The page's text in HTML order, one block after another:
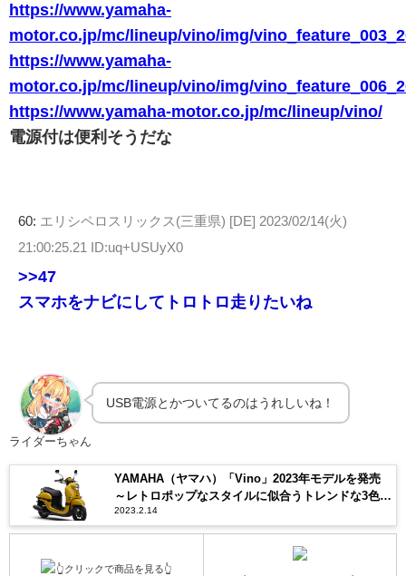
https://www.yamaha-
motor.co.jp/mc/lineup/vino/img/
https://www.yamaha-
motor.co.jp/mc/lineup/vino/img/
https://www.yamaha-motor.co.jp/mc/lineup/vino/
電源付は便利そうだな
60: エリシペロスリックス(三重県) [DE] 2023/02/14(火)
21:00:25.21 ID:uq+USUyX0
>>47
スマホをナビにしてトロトロ走りたいね
ライダーちゃん
USB電源とかついてるのはうれしいね！
YAMAHA（ヤマハ）「Vino」2023年モデルを発売
～レトロポップなスタイルに似合うトレンドな3色を
新設定～
2023.2.14
👆クリックで商品を見る👆